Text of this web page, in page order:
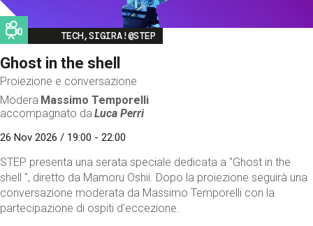
Image
TECH,SIGIRA!@STEP
Ghost in the shell
Proiezione e conversazione
Modera Massimo Temporelli
accompagnato da Luca Perri
26 Nov 2026 / 19:00 - 22:00
STEP presenta una serata speciale dedicata a "Ghost in the
shell ", diretto da Mamoru Oshii. Dopo la proiezione seguirà una
conversazione moderata da Massimo Temporelli con la
partecipazione di ospiti d'eccezione.